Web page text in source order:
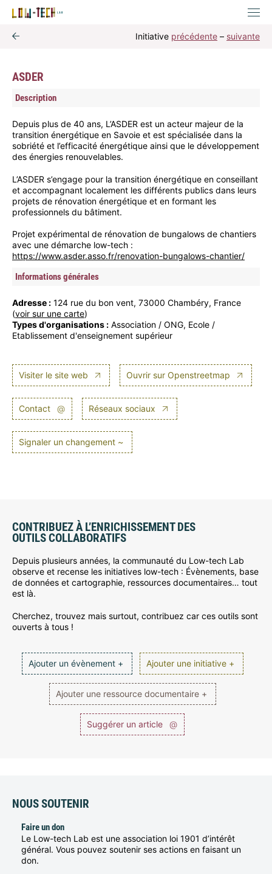
Initiative précédente – suivante
ASDER
Description
Depuis plus de 40 ans, L’ASDER est un acteur majeur de la
transition énergétique en Savoie et est spécialisée dans la
sobriété et l’efficacité énergétique ainsi que le développement
des énergies renouvelables.
L’ASDER s’engage pour la transition énergétique en conseillant
et accompagnant localement les différents publics dans leurs
projets de rénovation énergétique et en formant les
professionnels du bâtiment.
Projet expérimental de rénovation de bungalows de chantiers
avec une démarche low-tech :
https://www.asder.asso.fr/renovation-bungalows-chantier/
Informations générales
Adresse : 124 rue du bon vent, 73000 Chambéry, France
(voir sur une carte)
Types d'organisations : Association / ONG, Ecole /
Etablissement d'enseignement supérieur
Visiter le site web Ouvrir sur Openstreetmap
Contact @ Réseaux sociaux
Signaler un changement ~
CONTRIBUEZ À L’ENRICHISSEMENT DES
OUTILS COLLABORATIFS
Depuis plusieurs années, la communauté du Low-tech Lab
observe et recense les initiatives low-tech : Évènements, base
de données et cartographie, ressources documentaires… tout
est là.
Cherchez, trouvez mais surtout, contribuez car ces outils sont
ouverts à tous !
Ajouter un évènement + Ajouter une initiative +
Ajouter une ressource documentaire +
Suggérer un article @
NOUS SOUTENIR
Faire un don
Le Low-tech Lab est une association loi 1901 d’intérêt
général. Vous pouvez soutenir ses actions en faisant un
don.